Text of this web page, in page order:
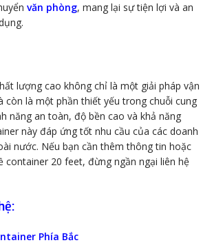
văn phòng, mang lại sự tiện lợi và an
lượng cao không chỉ là một giải pháp vận
còn là một phần thiết yếu trong chuỗi cung
năng an toàn, độ bền cao và khả năng
này đáp ứng tốt nhu cầu của các doanh
nước. Nếu bạn cần thêm thông tin hoặc
container 20 feet, đừng ngần ngại liên hệ
Phía Bắc